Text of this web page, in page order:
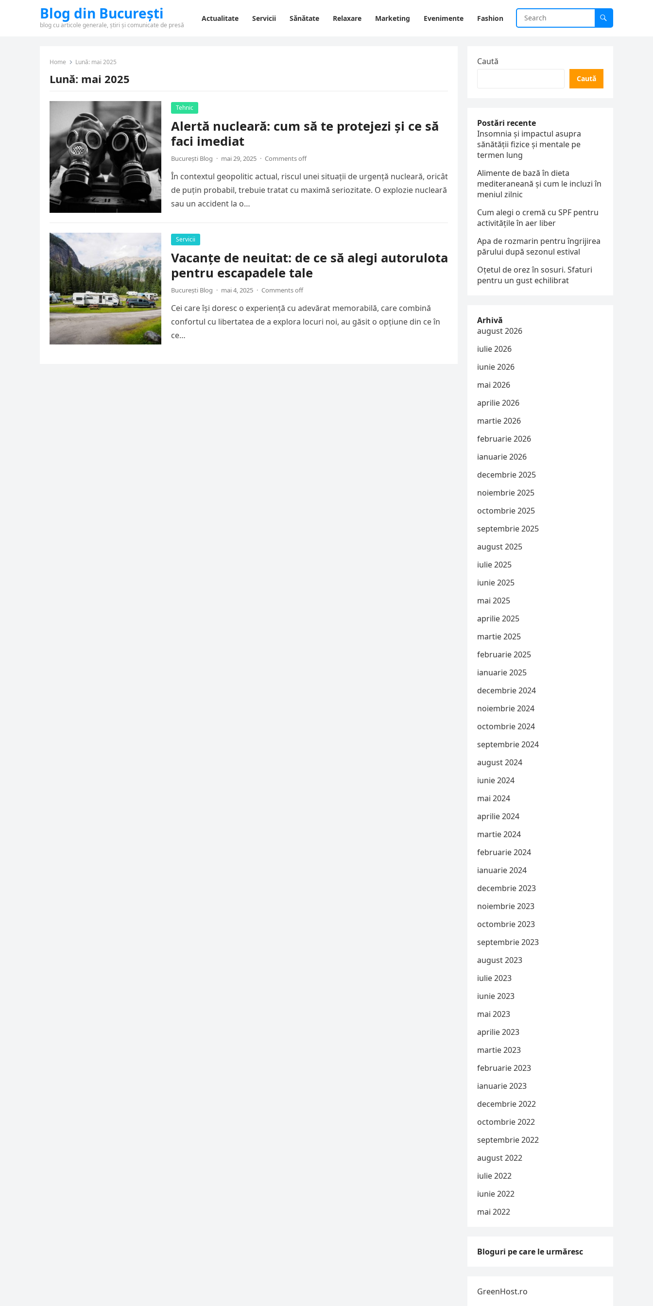
Blog din București
blog cu articole generale, știri și comunicate de presă
Actualitate Servicii Sănătate Relaxare Marketing Evenimente Fashion
Home Lună: mai 2025
Lună: mai 2025
Tehnic
Alertă nucleară: cum să te protejezi și ce să
faci imediat
București Blog · mai 29, 2025 · Comments off
În contextul geopolitic actual, riscul unei situații de urgență nucleară, oricât
de puțin probabil, trebuie tratat cu maximă seriozitate. O explozie nucleară
sau un accident la o…
Servicii
Vacanțe de neuitat: de ce să alegi autorulota
pentru escapadele tale
București Blog · mai 4, 2025 · Comments off
Cei care își doresc o experiență cu adevărat memorabilă, care combină
confortul cu libertatea de a explora locuri noi, au găsit o opțiune din ce în
ce…
Caută
Caută
Postări recente
Insomnia și impactul asupra
sănătății fizice și mentale pe
termen lung
Alimente de bază în dieta
mediteraneană și cum le incluzi în
meniul zilnic
Cum alegi o cremă cu SPF pentru
activitățile în aer liber
Apa de rozmarin pentru îngrijirea
părului după sezonul estival
Oțetul de orez în sosuri. Sfaturi
pentru un gust echilibrat
Arhivă
august 2026
iulie 2026
iunie 2026
mai 2026
aprilie 2026
martie 2026
februarie 2026
ianuarie 2026
decembrie 2025
noiembrie 2025
octombrie 2025
septembrie 2025
august 2025
iulie 2025
iunie 2025
mai 2025
aprilie 2025
martie 2025
februarie 2025
ianuarie 2025
decembrie 2024
noiembrie 2024
octombrie 2024
septembrie 2024
august 2024
iunie 2024
mai 2024
aprilie 2024
martie 2024
februarie 2024
ianuarie 2024
decembrie 2023
noiembrie 2023
octombrie 2023
septembrie 2023
august 2023
iulie 2023
iunie 2023
mai 2023
aprilie 2023
martie 2023
februarie 2023
ianuarie 2023
decembrie 2022
octombrie 2022
septembrie 2022
august 2022
iulie 2022
iunie 2022
mai 2022
Bloguri pe care le urmăresc
GreenHost.ro